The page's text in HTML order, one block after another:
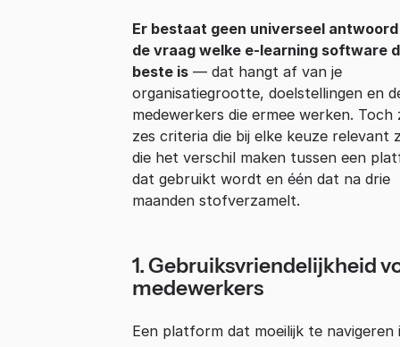
Er bestaat geen universeel
de vraag welke e-learning software
beste is— dat hangt af van je
organisatiegrootte, doelstellingen en
medewerkers die ermee werken. Toch
zes criteria die bij elke keuze relevant
die het verschil maken tussen een
dat gebruikt wordt en één dat na drie
maanden stofverzamelt.
1. Gebruiksvriendelijkheid
medewerkers
Een platform dat moeilijk te navigeren